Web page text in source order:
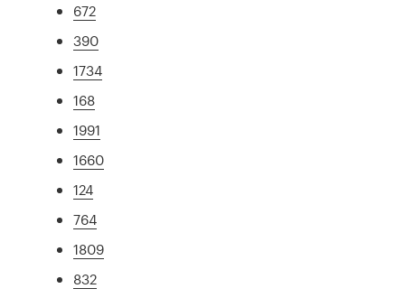
672
390
1734
168
1991
1660
124
764
1809
832